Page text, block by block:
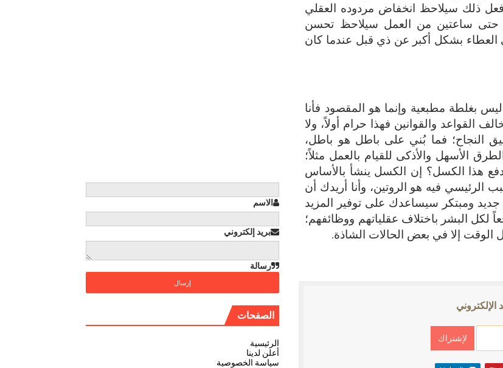
فعل ذلك سيلاحظ انخفاض مردوده العقلي
حتى ساعتين من العمل سيلاحظ تحسن
العطاء بشكل أكبر عن ذي قبل عندما كان
بغلطة مطبعية وإنما هو المقصود فأنا
القواعد والقوانين فهذا حرام أولاً، ولا
فما بُني على باطل هو باطل،
الأسهل والأذكى للقيام بالعمل مثلاً؛
هذا الكسل؟ إن الكسل ينشأ بالأساس
فيه هو الروتين، وأنا أريدك أن
جديد ومبتكر سيساعدك على توفير المزيد
لكل البشر باختلاف عقلياتهم ووظائفهم؛
إلا في بعض الحالات الشاذة.
الإلكتروني
الاسم
بريد إلكتروني
رسالة
الصفحات
الرئيسية
أعلن لدينا
سياسة الخصوصية